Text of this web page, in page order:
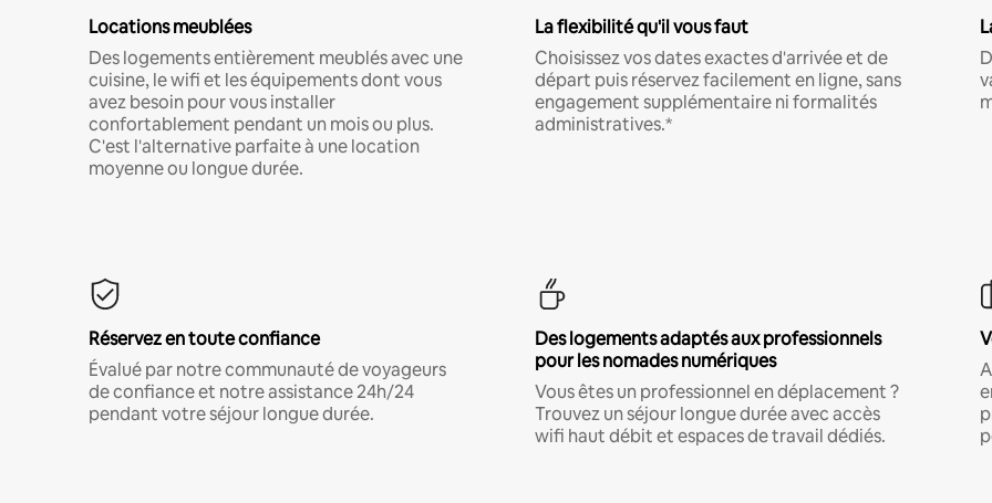
Locations meublées
Des logements entièrement meublés avec une
cuisine, le wifi et les équipements dont vous
avez besoin pour vous installer
confortablement pendant un mois ou plus.
C'est l'alternative parfaite à une location
moyenne ou longue durée.
La flexibilité qu'il vous faut
Choisissez vos dates exactes d'arrivée et de
départ puis réservez facilement en ligne, sans
engagement supplémentaire ni formalités
administratives.*
Réservez en toute confiance
Évalué par notre communauté de voyageurs
de confiance et notre assistance 24h/24
pendant votre séjour longue durée.
Des logements adaptés aux professionnels
pour les nomades numériques
Vous êtes un professionnel en déplacement ?
Trouvez un séjour longue durée avec accès
wifi haut débit et espaces de travail dédiés.